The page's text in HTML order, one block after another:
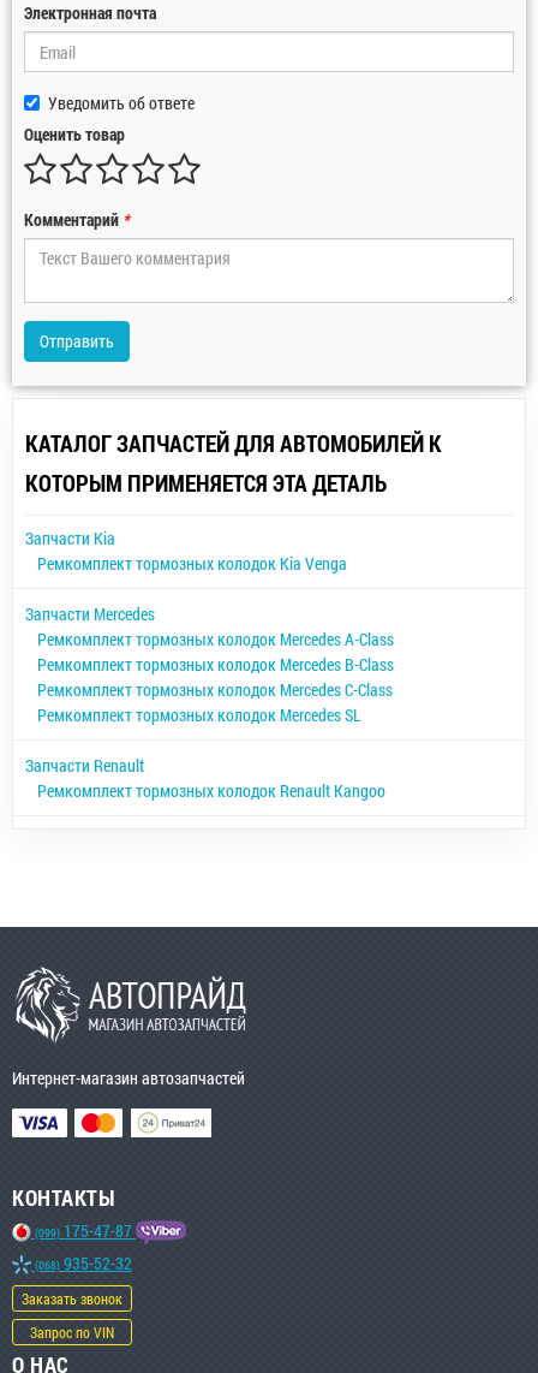
Электронная почта
Уведомить об ответе
Оценить товар
Комментарий *
Отправить
КАТАЛОГ ЗАПЧАСТЕЙ ДЛЯ АВТОМОБИЛЕЙ К
КОТОРЫМ ПРИМЕНЯЕТСЯ ЭТА ДЕТАЛЬ
Запчасти Kia
Ремкомплект тормозных колодок Kia Venga
Запчасти Mercedes
Ремкомплект тормозных колодок Mercedes A-Class
Ремкомплект тормозных колодок Mercedes B-Class
Ремкомплект тормозных колодок Mercedes C-Class
Ремкомплект тормозных колодок Mercedes SL
Запчасти Renault
Ремкомплект тормозных колодок Renault Kangoo
Интернет-магазин автозапчастей
КОНТАКТЫ
(099) 175-47-87
(068) 935-52-32
Заказать звонок
Запрос по VIN
О НАС